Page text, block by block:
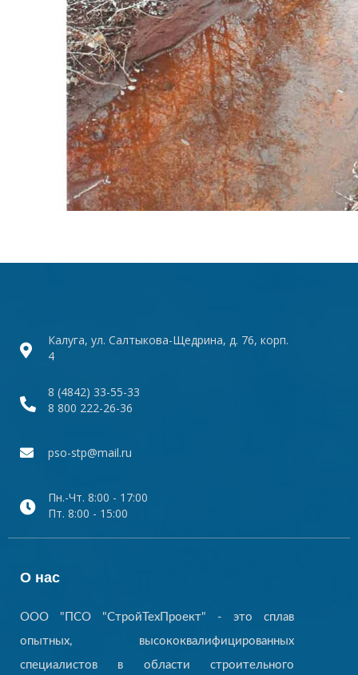
Калуга, ул. Салтыкова-Щедрина, д. 76, корп.
4
8 (4842) 33-55-33
8 800 222-26-36
pso-stp@mail.ru
Пн.-Чт. 8:00 - 17:00
Пт. 8:00 - 15:00
О нас
ООО "ПСО "СтройТехПроект" - это сплав
опытных, высококвалифицированных
специалистов в области строительного